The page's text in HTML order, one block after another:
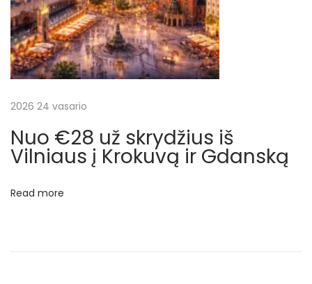
:s
k
r
y
į
A
2026 24 vasario
Nuo €28 už skrydžius iš
Vilniaus į Krokuvą ir Gdanską
Read more